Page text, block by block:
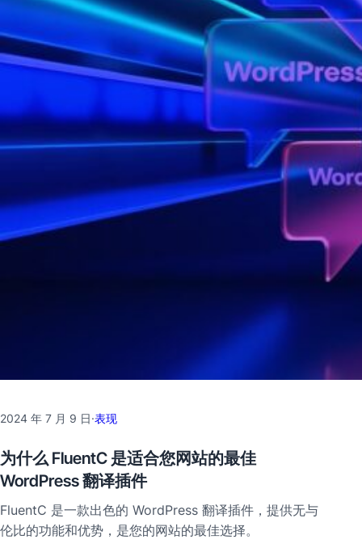
2024 年 7 月 9 日·表现
为什么 FluentC 是适合您网站的最佳
WordPress 翻译插件
FluentC 是一款出色的 WordPress 翻译插件，提供无与
伦比的功能和优势，是您的网站的最佳选择。